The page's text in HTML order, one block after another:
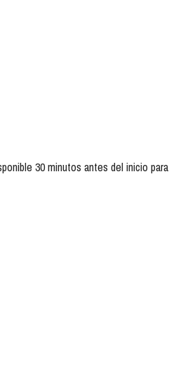
30 minutos antes del inicio para